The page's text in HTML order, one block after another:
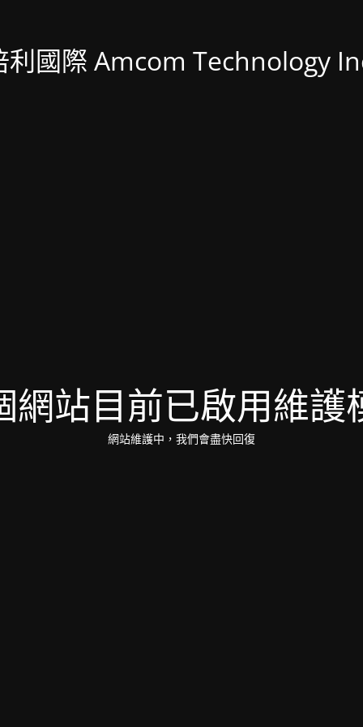
利國際 Amcom Technology
網站目前已啟用維護
網站維護中，我們會盡快回復